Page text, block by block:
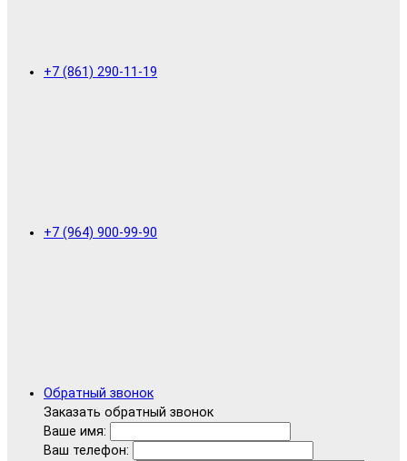
+7 (861) 290-11-19
+7 (964) 900-99-90
Обратный звонок
Заказать обратный звонок
Ваше имя:
Ваш телефон: